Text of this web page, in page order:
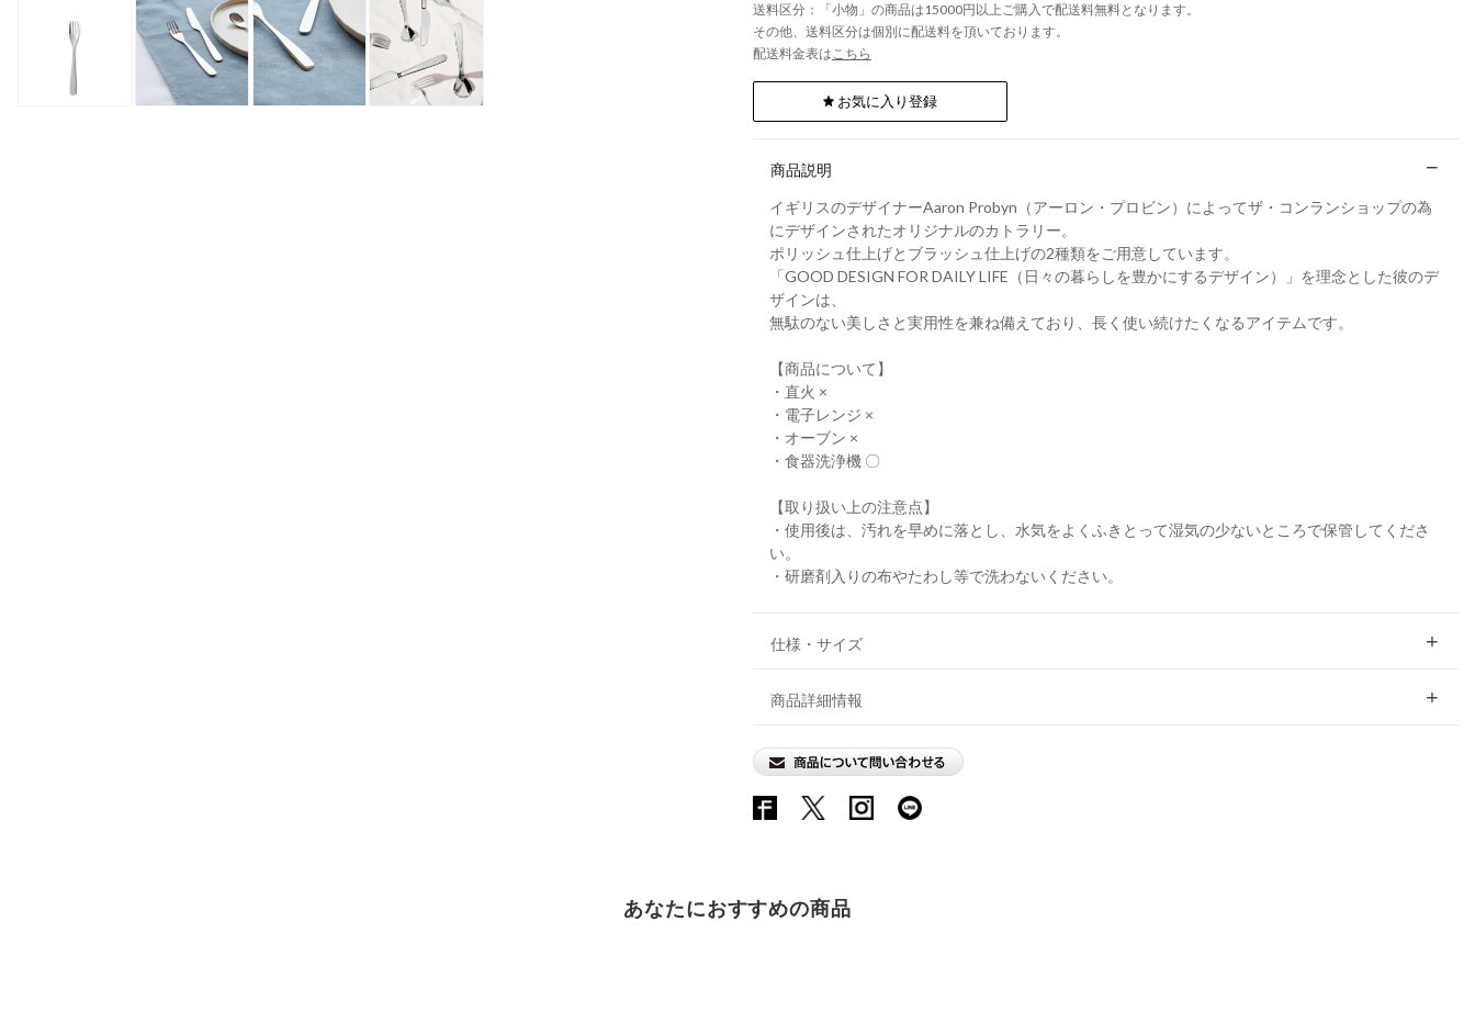
送料区分：「小物」の商品は15000円以上ご購入で配送料無料となります。
その他、送料区分は個別に配送料を頂いております。
配送料金表はこちら
お気に入り登録
商品説明
イギリスのデザイナーAaron Probyn（アーロン・プロビン）によってザ・コンランショップの為
にデザインされたオリジナルのカトラリー。
ポリッシュ仕上げとブラッシュ仕上げの2種類をご用意しています。
「GOOD DESIGN FOR DAILY LIFE（日々の暮らしを豊かにするデザイン）」を理念とした彼のデ
ザインは、
無駄のない美しさと実用性を兼ね備えており、長く使い続けたくなるアイテムです。
【商品について】
・直火 ×
・電子レンジ ×
・オーブン ×
・食器洗浄機 〇
【取り扱い上の注意点】
・使用後は、汚れを早めに落とし、水気をよくふきとって湿気の少ないところで保管してくださ
い。
・研磨剤入りの布やたわし等で洗わないください。
仕様・サイズ
商品詳細情報
あなたにおすすめの商品